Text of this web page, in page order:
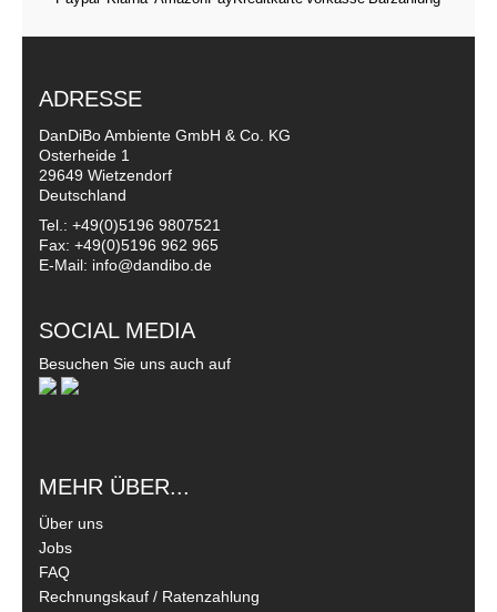
ADRESSE
DanDiBo Ambiente GmbH & Co. KG
Osterheide 1
29649 Wietzendorf
Deutschland
Tel.: +49(0)5196 9807521
Fax: +49(0)5196 962 965
E-Mail: info@dandibo.de
SOCIAL MEDIA
Besuchen Sie uns auch auf
MEHR ÜBER...
Über uns
Jobs
FAQ
Rechnungskauf / Ratenzahlung